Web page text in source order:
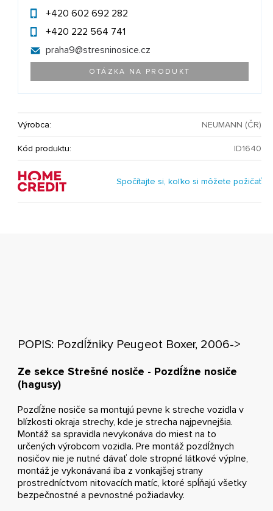
+420 602 692 282
+420 222 564 741
praha9@stresninosice.cz
OTÁZKA NA PRODUKT
Výrobca: NEUMANN (ČR)
Kód produktu: ID1640
Spočítajte si, koľko si môžete požičať
POPIS: Pozdĺžniky Peugeot Boxer, 2006->
Ze sekce Strešné nosiče - Pozdĺžne nosiče
(hagusy)
Pozdĺžne nosiče sa montujú pevne k streche vozidla v
blízkosti okraja strechy, kde je strecha najpevnejšia.
Montáž sa spravidla nevykonáva do miest na to
určených výrobcom vozidla. Pre montáž pozdĺžnych
nosičov nie je nutné dávať dole stropné látkové výplne,
montáž je vykonávaná iba z vonkajšej strany
prostredníctvom nitovacích matíc, ktoré spĺňajú všetky
bezpečnostné a pevnostné požiadavky.